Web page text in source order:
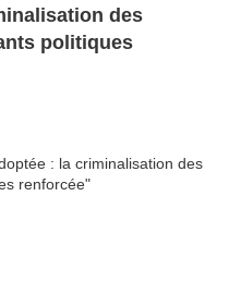
des
politiques